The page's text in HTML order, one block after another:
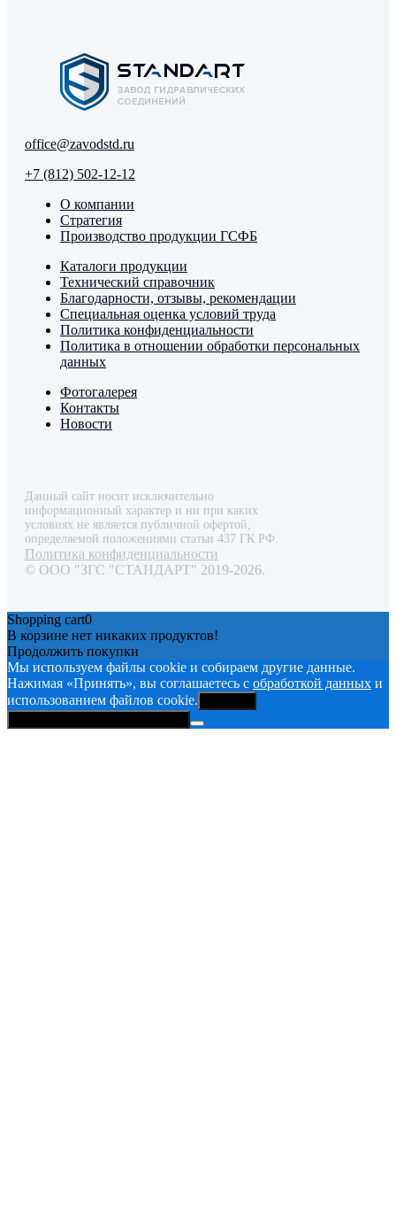
office@zavodstd.ru
+7 (812) 502-12-12
О компании
Стратегия
Производство продукции ГСФБ
Каталоги продукции
Технический справочник
Благодарности, отзывы, рекомендации
Специальная оценка условий труда
Политика конфиденциальности
Политика в отношении обработки персональных
данных
Фотогалерея
Контакты
Новости
Данный сайт носит исключительно
информационный характер и ни при каких
условиях не является публичной офертой,
определяемой положениями статьи 437 ГК РФ.
Политика конфиденциальности
© ООО "ЗГС "СТАНДАРТ" 2019-2026.
Shopping cart0
В корзине нет никаких продуктов!
Продолжить покупки
Мы используем файлы cookie и собираем другие данные.
Нажимая «Принять», вы соглашаетесь с обработкой данных и
использованием файлов cookie.